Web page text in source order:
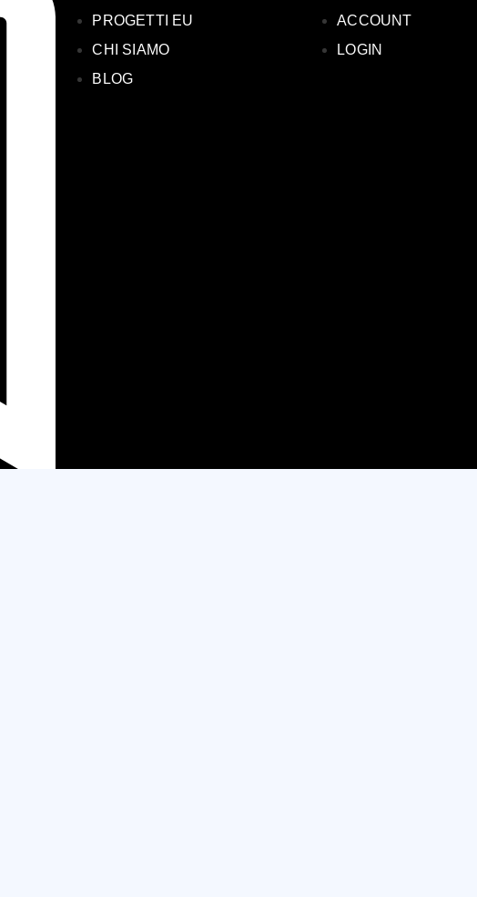
PROGETTI EU
CHI SIAMO
BLOG
ACCOUNT
LOGIN